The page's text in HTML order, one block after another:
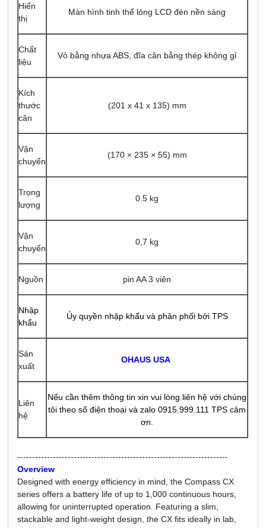
Hiển
thị
Màn hình tinh thể lỏng LCD đèn nền sáng
Chất
liệu
Vỏ bằng nhựa ABS, đĩa cân bằng thép không gỉ
Kích
thước
cân
(201 x 41 x 135) mm
Vận
chuyển
(170 × 235 × 55) mm
Trọng
lượng
0.5 kg
Vận
chuyển
0,7 kg
Nguồn pin AA 3 viên
Nhập
khẩu
Ủy quyền nhập khẩu và phân phối bởi TPS
Sản
xuất
OHAUS USA
Liên
hệ
Nếu cần thêm thông tin xin vui lòng liên hệ với chúng
tôi theo số điện thoại và zalo 0915.999.111 TPS cảm
ơn.
-----------------------------------------------------------------------
Overview
Designed with energy efficiency in mind, the Compass CX
series offers a battery life of up to 1,000 continuous hours,
allowing for uninterrupted operation. Featuring a slim,
stackable and light-weight design, the CX fits ideally in lab,